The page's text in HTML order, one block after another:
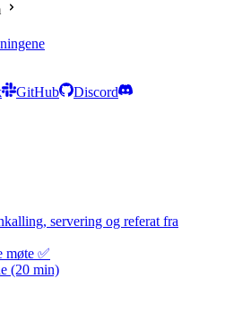
GitHub
Discord
servering og referat fra
møte ✅
(20 min)